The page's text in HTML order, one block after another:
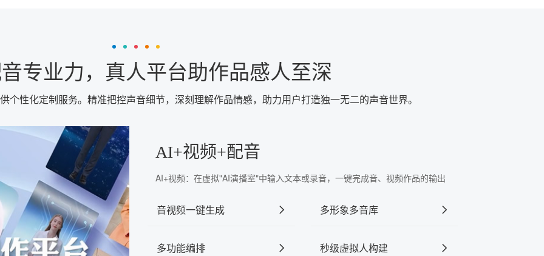
专业力，真人平台助作品感人至深
个性化定制服务。精准把控声音细节，深刻理解作品情感，助力用户打造独一无二的声音世界。
AI+视频+配音
AI+视频：在虚拟"AI演播室"中输入文本或录音，一键完成音、视频作品的输出
音视频一键生成 多形象多音库
多功能编排 秒级虚拟人构建